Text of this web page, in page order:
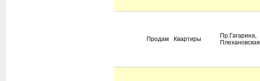
Продам Квартиры
Пр.Гагарина,
Плехановская